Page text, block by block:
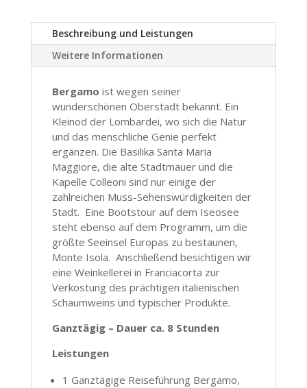
Beschreibung und Leistungen
Weitere Informationen
Bergamo ist wegen seiner
wunderschönen Oberstadt bekannt. Ein
Kleinod der Lombardei, wo sich die Natur
und das menschliche Genie perfekt
ergänzen. Die Basilika Santa Maria
Maggiore, die alte Stadtmauer und die
Kapelle Colleoni sind nur einige der
zahlreichen Muss-Sehenswürdigkeiten der
Stadt. Eine Bootstour auf dem Iseosee
steht ebenso auf dem Programm, um die
größte Seeinsel Europas zu bestaunen,
Monte Isola. Anschließend besichtigen wir
eine Weinkellerei in Franciacorta zur
Verkostung des prächtigen italienischen
Schaumweins und typischer Produkte.
Ganztägig – Dauer ca. 8 Stunden
Leistungen
1 Ganztägige Reiseführung Bergamo,